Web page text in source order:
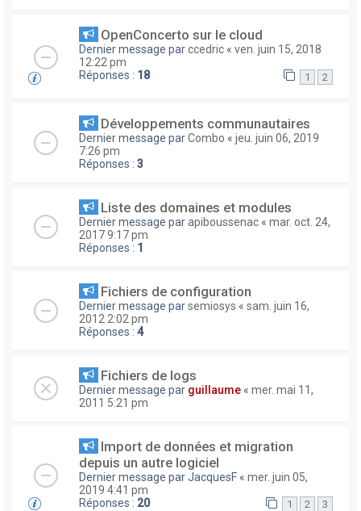
OpenConcerto sur le cloud
Dernier message parccedric « ven. juin 15, 2018
12:22 pm
Réponses : 18 1 2
Développements communautaires
Dernier message parCombo « jeu. juin 06, 2019
7:26 pm
Réponses : 3
Liste des domaines et modules
Dernier message parapiboussenac « mar. oct. 24,
2017 9:17 pm
Réponses : 1
Fichiers de configuration
Dernier message parsemiosys « sam. juin 16,
2012 2:02 pm
Réponses : 4
Fichiers de logs
Dernier message par guillaume « mer. mai 11,
2011 5:21 pm
Import de données et migration
depuis un autre logiciel
Dernier message parJacquesF « mer. juin 05,
2019 4:41 pm
Réponses : 20 1 2 3